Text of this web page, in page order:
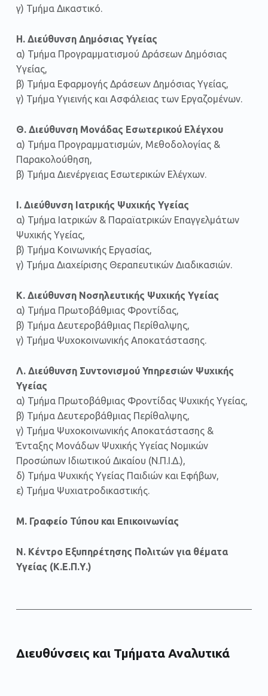
γ) Τμήμα Δικαστικό.
Η. Διεύθυνση Δημόσιας Υγείας
α) Τμήμα Προγραμματισμού Δράσεων Δημόσιας
Υγείας,
β) Τμήμα Εφαρμογής Δράσεων Δημόσιας Υγείας,
γ) Τμήμα Υγιεινής και Ασφάλειας των Εργαζομένων.
Θ. Διεύθυνση Μονάδας Εσωτερικού Ελέγχου
α) Τμήμα Προγραμματισμών, Μεθοδολογίας &
Παρακολούθηση,
β) Τμήμα Διενέργειας Εσωτερικών Ελέγχων.
Ι. Διεύθυνση Ιατρικής Ψυχικής Υγείας
α) Τμήμα Ιατρικών & Παραϊατρικών Επαγγελμάτων
Ψυχικής Υγείας,
β) Τμήμα Κοινωνικής Εργασίας,
γ) Τμήμα Διαχείρισης Θεραπευτικών Διαδικασιών.
Κ. Διεύθυνση Νοσηλευτικής Ψυχικής Υγείας
α) Τμήμα Πρωτοβάθμιας Φροντίδας,
β) Τμήμα Δευτεροβάθμιας Περίθαλψης,
γ) Τμήμα Ψυχοκοινωνικής Αποκατάστασης.
Λ. Διεύθυνση Συντονισμού Υπηρεσιών Ψυχικής
Υγείας
α) Τμήμα Πρωτοβάθμιας Φροντίδας Ψυχικής Υγείας,
β) Τμήμα Δευτεροβάθμιας Περίθαλψης,
γ) Τμήμα Ψυχοκοινωνικής Αποκατάστασης &
Ένταξης Μονάδων Ψυχικής Υγείας Νομικών
Προσώπων Ιδιωτικού Δικαίου (Ν.Π.Ι.Δ.),
δ) Τμήμα Ψυχικής Υγείας Παιδιών και Εφήβων,
ε) Τμήμα Ψυχιατροδικαστικής.
Μ. Γραφείο Τύπου και Επικοινωνίας
Ν. Κέντρο Εξυπηρέτησης Πολιτών για θέματα
Υγείας (Κ.Ε.Π.Υ.)
Διευθύνσεις και Τμήματα Αναλυτικά